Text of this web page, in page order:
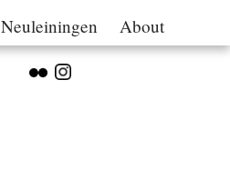
Neuleiningen About